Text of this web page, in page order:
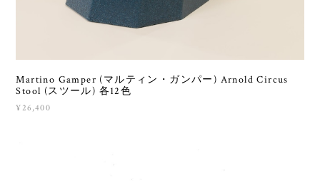
Martino Gamper (マルティン・ガンパー) Arnold Circus
Stool (スツール) 各12色
¥26,400